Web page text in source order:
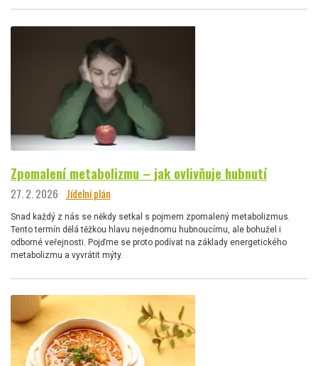
Zpomalení metabolizmu – jak ovlivňuje hubnutí
27. 2. 2026 Jídelní plán
Snad každý z nás se někdy setkal s pojmem zpomalený metabolizmus.
Tento termín dělá těžkou hlavu nejednomu hubnoucímu, ale bohužel i
odborné veřejnosti. Pojďme se proto podívat na základy energetického
metabolizmu a vyvrátit mýty.